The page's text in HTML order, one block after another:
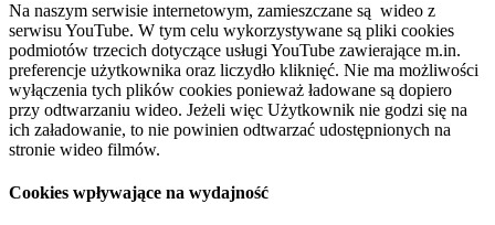
Na naszym serwisie internetowym, zamieszczane są wideo z
serwisu YouTube. W tym celu wykorzystywane są pliki cookies
podmiotów trzecich dotyczące usługi YouTube zawierające m.in.
preferencje użytkownika oraz liczydło kliknięć. Nie ma możliwości
wyłączenia tych plików cookies ponieważ ładowane są dopiero
przy odtwarzaniu wideo. Jeżeli więc Użytkownik nie godzi się na
ich załadowanie, to nie powinien odtwarzać udostępnionych na
stronie wideo filmów.
Cookies wpływające na wydajność